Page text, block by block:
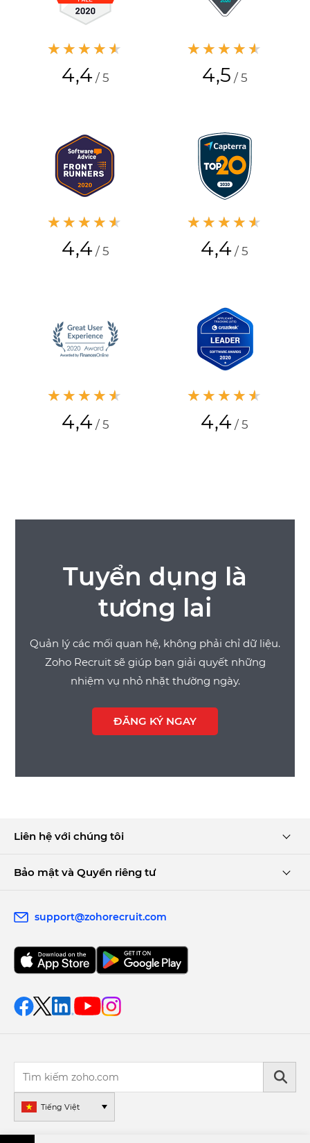
★★★★★
4,4/ 5
★★★★★
4,5 / 5
★★★★★
4,4/ 5
★★★★★
4,4 / 5
★★★★★
4,4/ 5
★★★★★
4,4 / 5
Tuyển dụng là
tương lai
Quản lý các mối quan hệ, không phải chỉ dữ liệu.
Zoho Recruit sẽ giúp bạn giải quyết những
nhiệm vụ nhỏ nhặt thường ngày.
ĐĂNG KÝ NGAY
Liên hệ với chúng tôi
Bảo mật và Quyền riêng tư
support@zohorecruit.com
Tiếng Việt